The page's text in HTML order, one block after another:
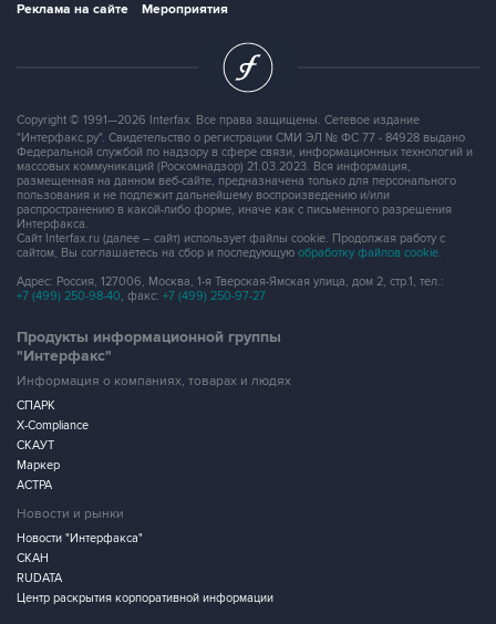
Реклама на сайте
Мероприятия
Copyright © 1991—2026 Interfax. Все права защищены. Сетевое издание
"Интерфакс.ру". Свидетельство о регистрации СМИ ЭЛ № ФС 77 - 84928 выдано
Федеральной службой по надзору в сфере связи, информационных технологий и
массовых коммуникаций (Роскомнадзор) 21.03.2023. Вся информация,
размещенная на данном веб-сайте, предназначена только для персонального
пользования и не подлежит дальнейшему воспроизведению и/или
распространению в какой-либо форме, иначе как с письменного разрешения
Интерфакса.
Сайт Interfax.ru (далее – сайт) использует файлы cookie. Продолжая работу с
сайтом, Вы соглашаетесь на сбор и последующую обработку файлов cookie.
Адрес: Россия, 127006, Москва, 1-я Тверская-Ямская улица, дом 2, стр.1, тел.:
+7 (499) 250-98-40, факс: +7 (499) 250-97-27
Продукты информационной группы
"Интерфакс"
Информация о компаниях, товарах и людях
СПАРК
X-Compliance
СКАУТ
Маркер
АСТРА
Новости и рынки
Новости "Интерфакса"
СКАН
RUDATA
Центр раскрытия корпоративной информации